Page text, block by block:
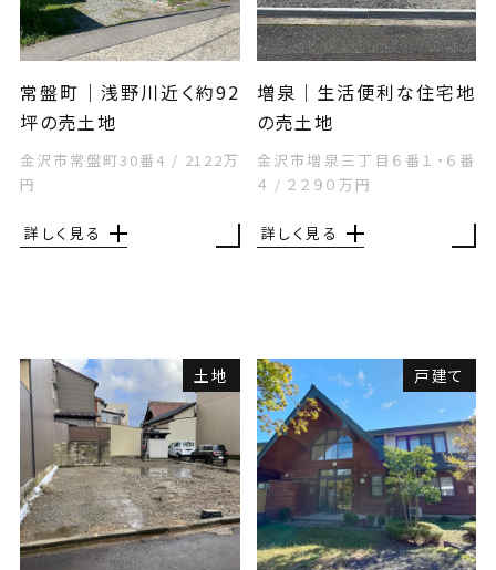
常盤町｜浅野川近く約92
坪の売土地
金沢市常盤町30番4 / 2122万
円
詳しく見る
増泉｜生活便利な住宅地
の売土地
金沢市増泉三丁目６番１・６番
４ / ２２９０万円
詳しく見る
土地 戸建て